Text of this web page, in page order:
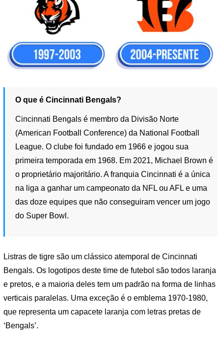
O que é Cincinnati Bengals?
Cincinnati Bengals é membro da Divisão Norte
(American Football Conference) da National Football
League. O clube foi fundado em 1966 e jogou sua
primeira temporada em 1968. Em 2021, Michael Brown é
o proprietário majoritário. A franquia Cincinnati é a única
na liga a ganhar um campeonato da NFL ou AFL e uma
das doze equipes que não conseguiram vencer um jogo
do Super Bowl.
Listras de tigre são um clássico atemporal de Cincinnati
Bengals. Os logotipos deste time de futebol são todos laranja
e pretos, e a maioria deles tem um padrão na forma de linhas
verticais paralelas. Uma exceção é o emblema 1970-1980,
que representa um capacete laranja com letras pretas de
‘Bengals’.